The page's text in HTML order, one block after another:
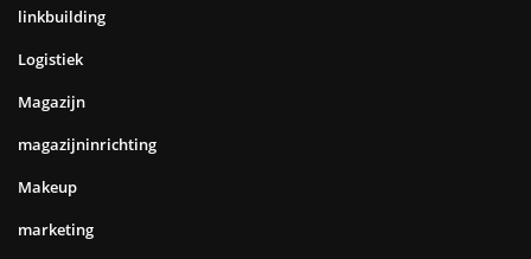
linkbuilding
Logistiek
Magazijn
magazijninrichting
Makeup
marketing